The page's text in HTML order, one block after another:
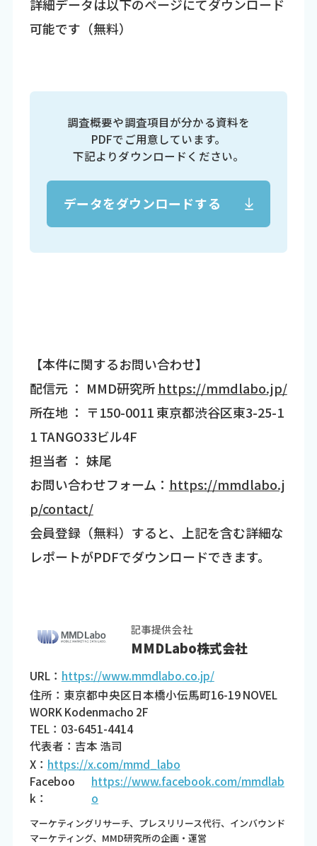
詳細データは以下のページにてダウンロード
可能です（無料）
調査概要や調査項目が分かる資料を
PDFでご用意しています。
下記よりダウンロードください。
データをダウンロードする
【本件に関するお問い合わせ】
配信元 ： MMD研究所 https://mmdlabo.jp/
所在地 ： 〒150-0011 東京都渋谷区東3-25-1
1 TANGO33ビル4F
担当者 ： 妹尾
お問い合わせフォーム： https://mmdlabo.j
p/contact/
会員登録（無料）すると、上記を含む詳細な
レポートがPDFでダウンロードできます。
記事提供会社
MMDLabo株式会社
URL： https://www.mmdlabo.co.jp/
住所：東京都中央区日本橋小伝馬町16-19 NOVEL
WORK Kodenmacho 2F
TEL：03-6451-4414
代表者：吉本 浩司
X： https://x.com/mmd_labo
Faceboo
k：
https://www.facebook.com/mmdlab
o
マーケティングリサーチ、プレスリリース代行、インバウンド
マーケティング、MMD研究所の企画・運営